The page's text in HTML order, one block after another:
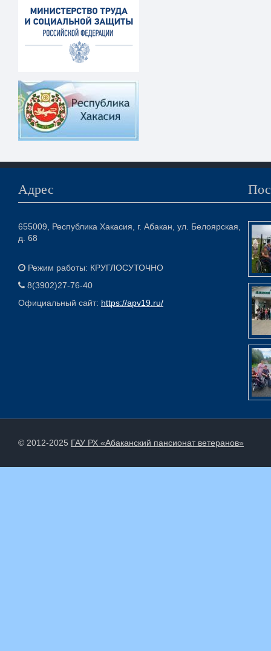
Адрес
655009, Республика Хакасия, г. Абакан, ул. Белоярская,
д. 68
Режим работы: КРУГЛОСУТОЧНО
8(3902)27-76-40
Официальный сайт: https://apv19.ru/
© 2012-2025 ГАУ РХ «Абаканский пансионат ветеранов»